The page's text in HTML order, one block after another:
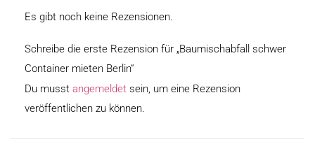
Es gibt noch keine Rezensionen.
Schreibe die erste Rezension für „Baumischabfall schwer
Container mieten Berlin“
Du musst angemeldet sein, um eine Rezension
veröffentlichen zu können.